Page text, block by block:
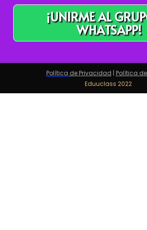
¡UNIRME AL
WHATSAPP!
Política de Privacidad | Política
Eduuclass 2022